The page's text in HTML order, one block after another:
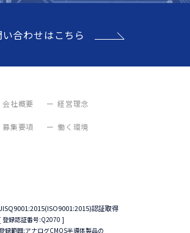
い合わせはこちら
会社概要 経営理念
募集要項 働く環境
認証取得
[ 登録認証番号:Q2070 ]
登録範囲:アナログCMOS半導体製品の